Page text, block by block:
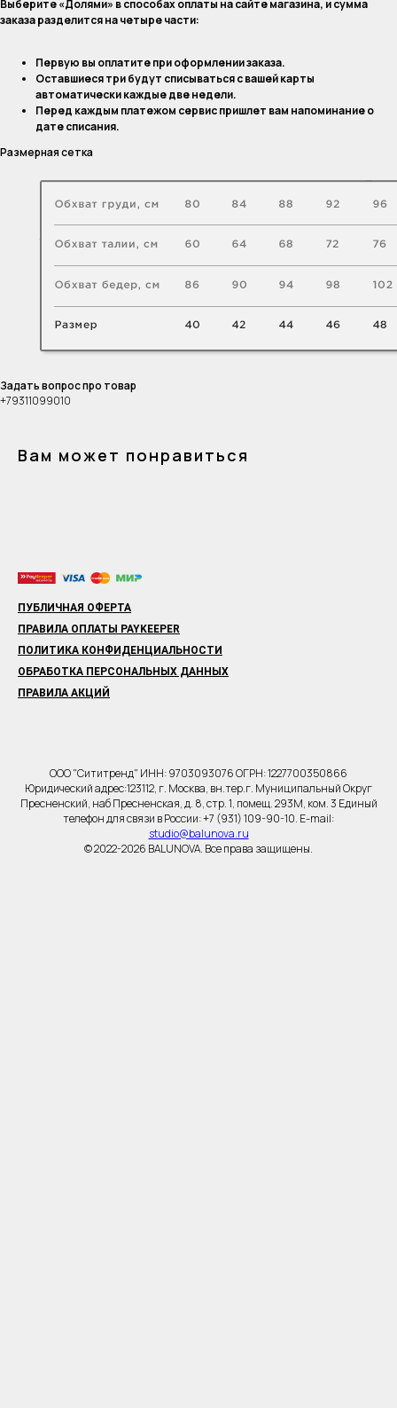
Выберите «Долями» в способах оплаты на сайте магазина, и сумма
заказа разделится на четыре части:
Первую вы оплатите при оформлении заказа.
Оставшиеся три будут списываться с вашей карты
автоматически каждые две недели.
Перед каждым платежом сервис пришлет вам напоминание о
дате списания.
Размерная сетка
Задать вопрос про товар
+79311099010
Вам может понравиться
ПУБЛИЧНАЯ ОФЕРТА
ПРАВИЛА ОПЛАТЫ PAYKEEPER
ПОЛИТИКА КОНФИДЕНЦИАЛЬНОСТИ
ОБРАБОТКА ПЕРСОНАЛЬНЫХ ДАННЫХ
ПРАВИЛА АКЦИЙ
ООО "Сититренд" ИНН: 9703093076 ОГРН: 1227700350866
Юридический адрес:123112, г. Москва, вн.тер.г. Муниципальный Округ
Пресненский, наб Пресненская, д. 8, стр. 1, помещ. 293М, ком. 3 Единый
телефон для связи в России: +7 (931) 109-90-10. E-mail:
studio@balunova.ru
© 2022-2026 BALUNOVA. Все права защищены.